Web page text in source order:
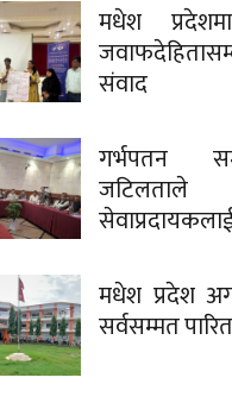
मधेश
संवाद
गर्भपतन
जटिलताले
मधेश प्रदेश
सर्वसम्मत पारित